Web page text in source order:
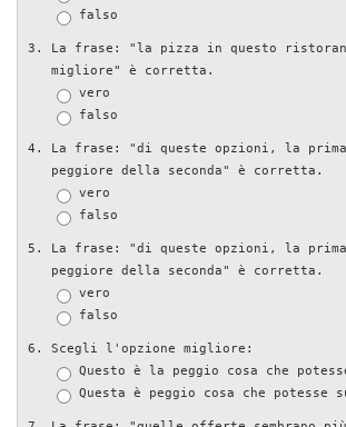
falso
La frase: "la pizza in questo
migliore" è corretta.
vero
falso
La frase: "di queste opzioni, la
peggiore della seconda" è corretta.
vero
falso
La frase: "di queste opzioni, la prima
peggiore della seconda" è corretta.
vero
falso
Scegli l'opzione migliore:
Questo è la peggio cosa che
Questa è peggio cosa che potesse